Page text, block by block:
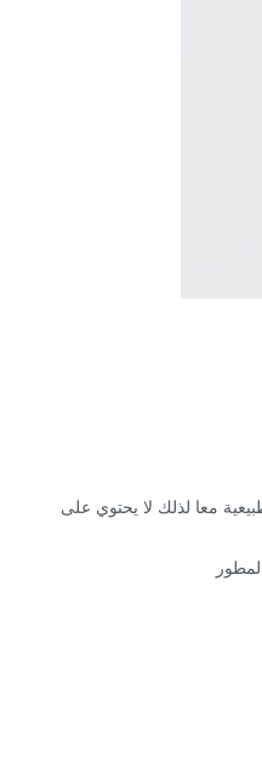
معا لذلك لا يحتوي على